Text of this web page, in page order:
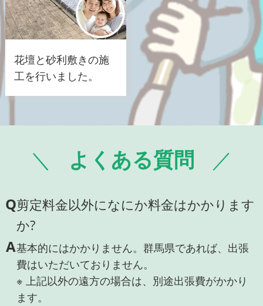
花壇と砂利敷きの施
工を行いました。
よくある質問
Q剪定料金以外になにか料金はかかります
か?
A基本的にはかかりません。群馬県であれば、出張
費はいただいておりません。
※ 上記以外の遠方の場合は、別途出張費がかかり
ます。